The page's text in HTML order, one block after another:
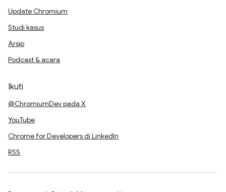
Update Chromium
Studi kasus
Arsip
Podcast & acara
Ikuti
@ChromiumDev pada X
YouTube
Chrome for Developers di LinkedIn
RSS